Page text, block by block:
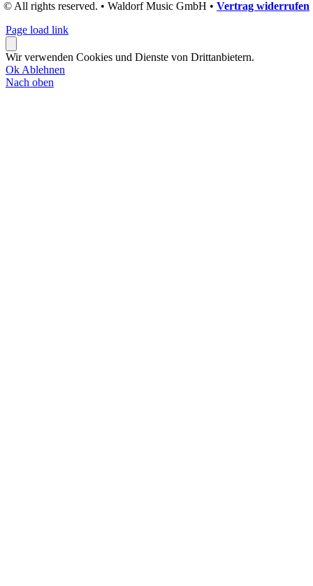
© All rights reserved. • Waldorf Music GmbH • Vertrag widerrufen
Page load link
Wir verwenden Cookies und Dienste von Drittanbietern.
Ok Ablehnen
Nach oben